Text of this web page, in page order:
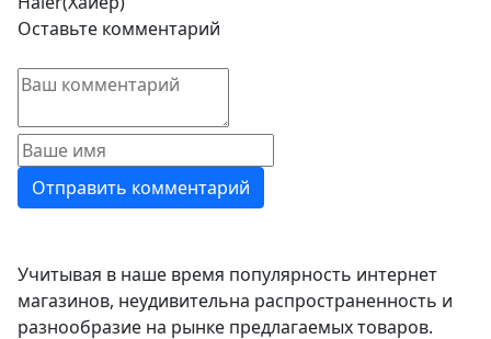
Оставьте комментарий
Учитывая в наше время популярность интернет
магазинов, неудивительна распространенность и
разнообразие на рынке предлагаемых товаров.